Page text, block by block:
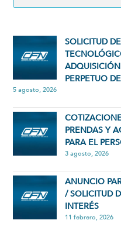
SOLICITUD
PERPETUO
5 agosto, 2026
PRENDAS Y
PARA EL
3 agosto, 2026
ANUNCIO
/ SOLICITUD
INTERÉS
11 febrero, 2026